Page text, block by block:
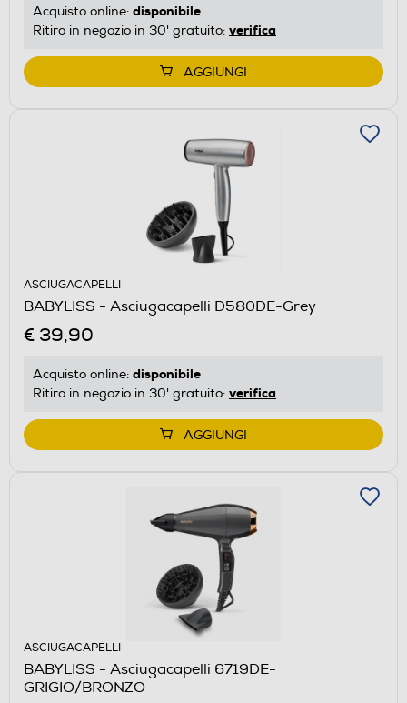
Acquisto online: disponibile
Ritiro in negozio in 30' gratuito: verifica
AGGIUNGI
ASCIUGACAPELLI
BABYLISS - Asciugacapelli D580DE-Grey
€ 39,90
Acquisto online: disponibile
Ritiro in negozio in 30' gratuito: verifica
AGGIUNGI
ASCIUGACAPELLI
BABYLISS - Asciugacapelli 6719DE-
GRIGIO/BRONZO